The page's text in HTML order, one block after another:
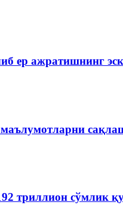
ер ажратишнинг
триллион сўмлик